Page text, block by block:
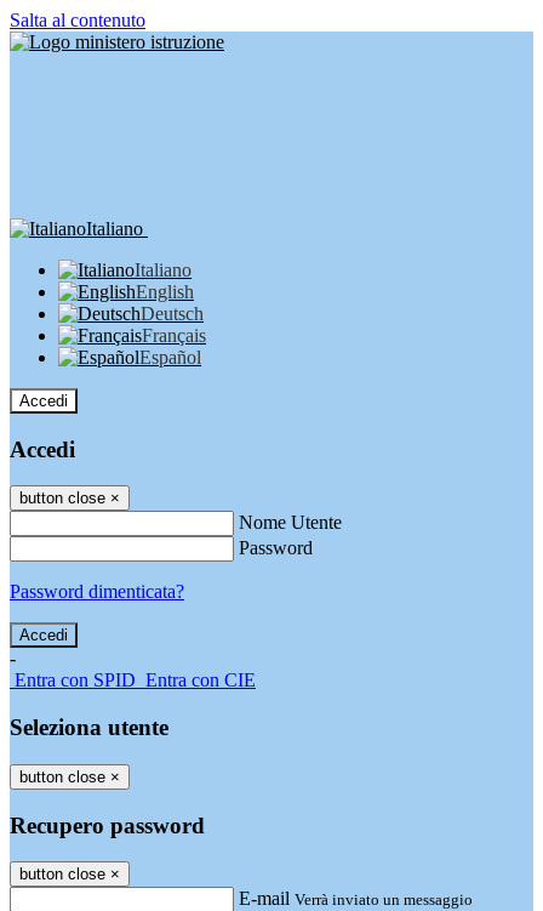
Salta al contenuto
Italiano
Italiano
English
Deutsch
Français
Español
Accedi
Accedi
button close ×
Nome Utente
Password
Password dimenticata?
-
Entra con SPID Entra con CIE
Seleziona utente
button close ×
Recupero password
button close ×
E-mail Verrà inviato un messaggio